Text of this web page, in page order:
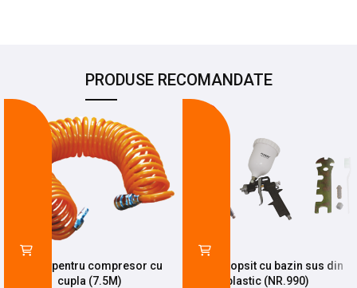
PRODUSE RECOMANDATE
Furtun pentru compresor cu
cupla (7.5M)
Pistol vopsit cu bazin sus din
plastic (NR.990)